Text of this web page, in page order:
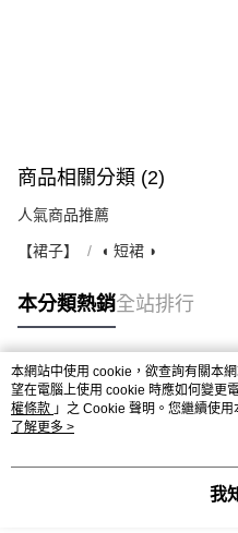
商品相關分類 (2)
人氣商品推薦
【裙子】 ◖ 短裙 ◗
本分類熱銷全站排行
熱門標籤
本網站中使用 cookie，欲查詢有關本
望在電腦上使用 cookie 時應如何變更
權條款 」之 Cookie 聲明。您繼續使
用條款之 Cookie 聲明使用 cookie。
了解更多 >
我